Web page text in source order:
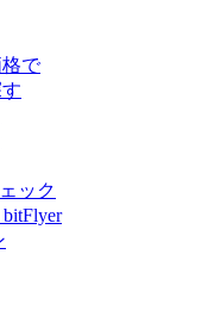
格で
ック